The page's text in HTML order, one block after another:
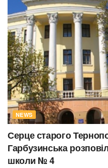
NEWS
Серце старого
Гарбузинська
школи № 4